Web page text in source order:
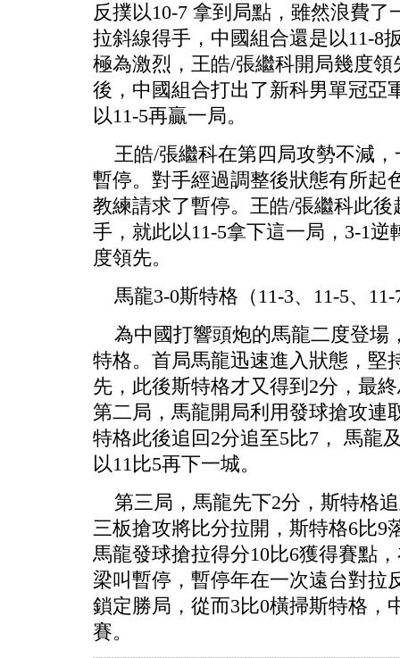
反撲以10-7 拿到局點，雖然浪費
拉斜線得手，中國組合還是以11-8
極為激烈，王皓/張繼科開局幾度
後，中國組合打出了新科男單冠亞
以11-5再贏一局。
王皓/張繼科在第四局攻勢不減，
暫停。對手經過調整後狀態有所起
教練請求了暫停。王皓/張繼科此
手，就此以11-5拿下這一局，3-1
度領先。
馬龍3-0斯特格（11-3、11-5、11-
為中國打響頭炮的馬龍二度登場
特格。首局馬龍迅速進入狀態，堅
先，此後斯特格才又得到2分，最
第二局，馬龍開局利用發球搶攻連
特格此後追回2分追至5比7， 馬龍
以11比5再下一城。
第三局，馬龍先下2分，斯特格
三板搶攻將比分拉開，斯特格6比9
馬龍發球搶拉得分10比6獲得賽點
梁叫暫停，暫停年在一次遠台對拉
鎖定勝局，從而3比0橫掃斯特格，
賽。